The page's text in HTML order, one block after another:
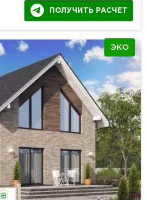
ПОЛУЧИТЬ РАСЧЕТ
ЭКО